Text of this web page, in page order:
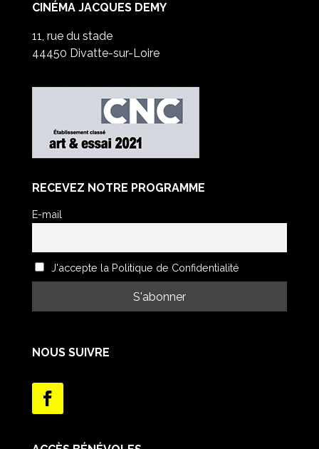
CINÉMA JACQUES DEMY
11, rue du stade
44450 Divatte-sur-Loire
RECEVEZ NOTRE PROGRAMME
E-mail
J'accepte la Politique de Confidentialité
NOUS SUIVRE